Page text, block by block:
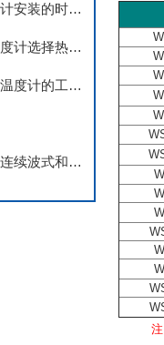
万向型双金属温度计安装的时候需要注意的地方
谈万向型双金属温度计选择热电阻的注意事项
解析万向型双金属温度计的工作原理
雷达液位计有调频连续波式和脉冲波式两种类型